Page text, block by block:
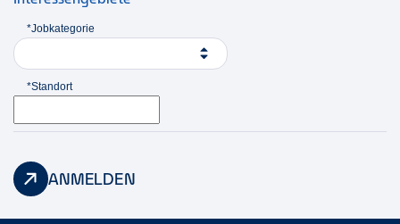
*Jobkategorie
*Standort
ANMELDEN